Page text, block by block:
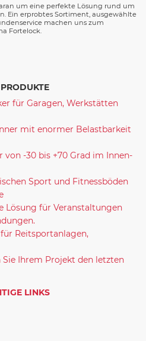
um eine perfekte Lösung rund um
Ein erprobtes Sortiment, ausgewählte
machen uns zum
Fortelock.
für Garagen, Werkstätten
mit enormer Belastbarkeit
von -30 bis +70 Grad im Innen-
Sport und Fitnessböden
Lösung für Veranstaltungen
Reitsportanlagen,
Sie Ihrem Projekt den letzten
LINKS